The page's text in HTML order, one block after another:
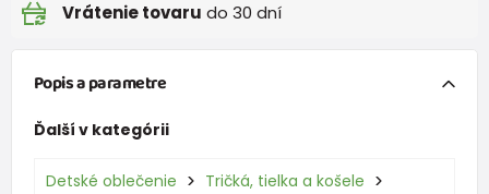
Vrátenie tovaru do 30 dní
Popis a parametre
Ďalší v kategórii
Detské oblečenie
Tričká, tielka a košele